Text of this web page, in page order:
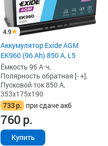
4.9
Аккумулятор Exide AGM
EK960 (96 Ah) 850 А, L5
Ёмкость 96 А·ч,
Полярность обратная [- +],
Пусковой ток 850 А,
353x175x190
733р. при сдаче акб
760р.
Купить